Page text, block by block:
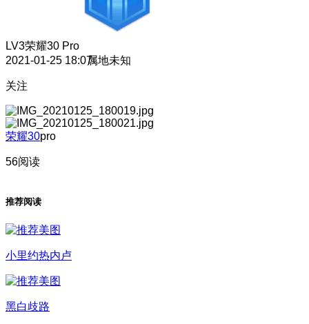
LV3荣耀30 Pro
2021-01-25 18:07属地未知
关注
荣耀30pro
56阅读
推荐阅读
小里约热内卢
黑白歧路